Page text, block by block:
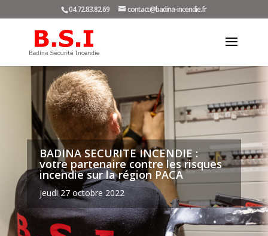
04.72.83.82.69 contact@badina-incendie.fr
BADINA SECURITE INCENDIE :
votre partenaire contre les risques
incendie sur la région PACA
jeudi 27 octobre 2022